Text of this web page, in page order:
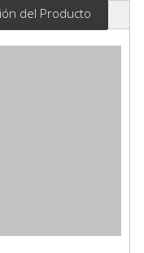
del Producto